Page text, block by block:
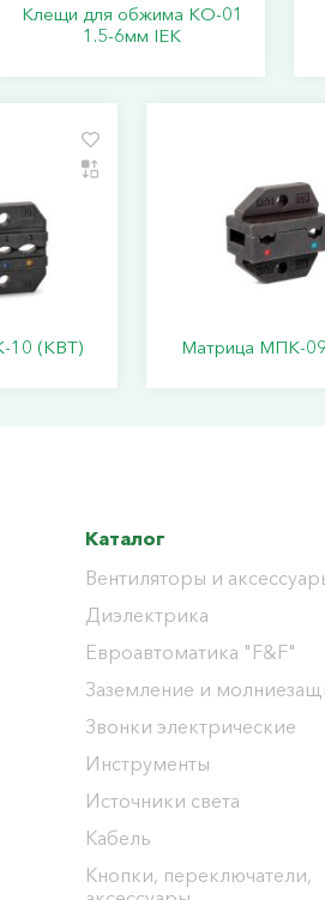
Клещи для обжима КО-01
1.5-6мм IEK
10 (КВТ) Матрица МПК-
Каталог
Вентиляторы и
Диэлектрика
Евроавтоматика "F&F"
Заземление и
Звонки электрические
Инструменты
Источники света
Кабель
Кнопки, переключатели,